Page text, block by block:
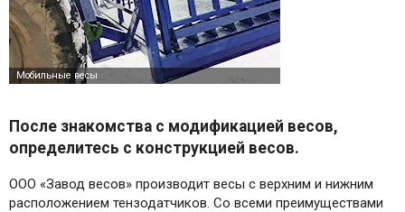
После знакомства с модификацией весов,
определитесь с конструкцией весов.
ООО «Завод весов» производит весы с верхним и нижним
расположением тензодатчиков. Со всеми преимуществами